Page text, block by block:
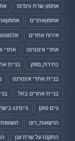
אחסון שרת ווינדוס
אחסוןאתרים
אירוח אתרים
אתרי אינטרנט אתרי
בחירת_ספק בניית
בניית אתרי אינטרנט
בניית אתרים בזול
גיים טוקן גיימינג
הרשאות_רוט השוואת
התקנה על שרת ענן